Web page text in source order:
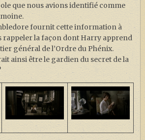
que nous avions identifié comme
fournit cette information à
rappeler la façon dont Harry apprend
général de l’Ordre du Phénix.
ainsi être le gardien du secret de la